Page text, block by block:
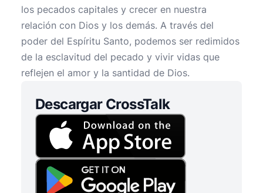
los pecados capitales y crecer en nuestra
relación con Dios y los demás. A través del
poder del Espíritu Santo, podemos ser redimidos
de la esclavitud del pecado y vivir vidas que
reflejen el amor y la santidad de Dios.
Descargar CrossTalk